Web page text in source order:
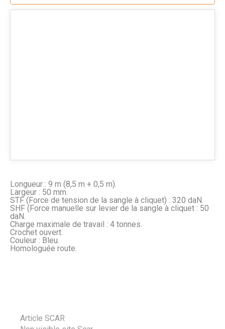
Longueur : 9 m (8,5 m + 0,5 m).
Largeur : 50 mm.
STF (Force de tension de la sangle à cliquet) : 320 daN.
SHF (Force manuelle sur levier de la sangle à cliquet : 50
daN.
Charge maximale de travail : 4 tonnes.
Crochet ouvert.
Couleur : Bleu.
Homologuée route.
Article SCAR